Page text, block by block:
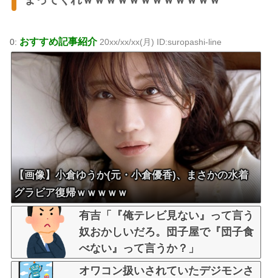
0: おすすめ記事紹介20xx/xx/xx(月) ID:suropashi-line
【画像】小倉ゆうか(元・小倉優香)、まさかの水着
グラビア復帰ｗｗｗｗｗ
有吉「『俺テレビ見ない』って言う
奴おかしいだろ。団子屋で『団子食
べない』って言うか？」
オワコン扱いされていたデジモンさ